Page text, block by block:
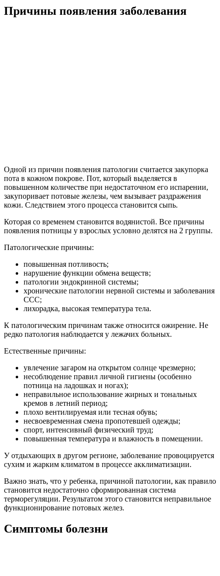
Причины появления заболевания
Одной из причин появления патологии считается закупорка
пота в кожном покрове. Пот, который выделяется в
повышенном количестве при недостаточном его испарении,
закупоривает потовые железы, чем вызывает раздражения
кожи. Следствием этого процесса становится сыпь.
Которая со временем становится водянистой. Все причины
появления потницы у взрослых условно делятся на 2 группы.
Патологические причины:
повышенная потливость;
нарушение функции обмена веществ;
патологии эндокринной системы;
хронические патологии нервной системы и заболевания
ССС;
лихорадка, высокая температура тела.
К патологическим причинам также относится ожирение. Не
редко патология наблюдается у лежачих больных.
Естественные причины:
увлечение загаром на открытом солнце чрезмерно;
несоблюдение правил личной гигиены (особенно
потница на ладошках и ногах);
неправильное использование жирных и тональных
кремов в летний период;
плохо вентилируемая или тесная обувь;
несвоевременная смена пропотевшей одежды;
спорт, интенсивный физический труд;
повышенная температура и влажность в помещении.
У отдыхающих в другом регионе, заболевание провоцируется
сухим и жарким климатом в процессе акклиматизации.
Важно знать, что у ребенка, причиной патологии, как правило
становится недостаточно сформированная система
терморегуляции. Результатом этого становится неправильное
функционирование потовых желез.
Симптомы болезни